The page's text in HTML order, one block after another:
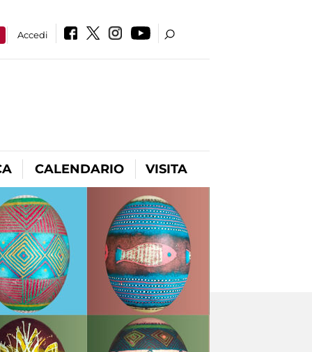
Accedi
CALENDARIO VISITA